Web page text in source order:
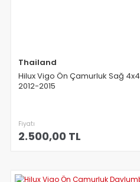
Thailand
Hilux Vigo Ön Çamurluk Sağ 4x4
2012-2015
Fiyatı
2.500,00 TL